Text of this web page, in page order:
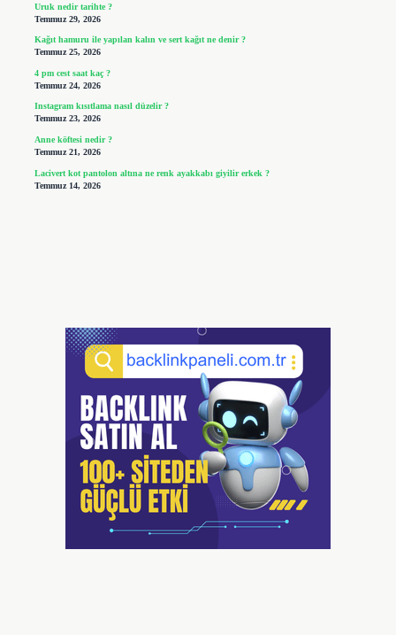
Uruk nedir tarihte ?
Temmuz 29, 2026
Kağıt hamuru ile yapılan kalın ve sert kağıt ne denir ?
Temmuz 25, 2026
4 pm cest saat kaç ?
Temmuz 24, 2026
Instagram kısıtlama nasıl düzelir ?
Temmuz 23, 2026
Anne köftesi nedir ?
Temmuz 21, 2026
Lacivert kot pantolon altına ne renk ayakkabı giyilir erkek ?
Temmuz 14, 2026